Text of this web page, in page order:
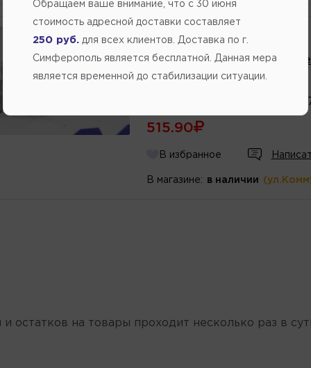
Производитель:
Клапан вакуумного
номер : 42340777
515.90
В избранное
В магазине: в наличии
остатков на товары проходит несколько раз в
Обращаем ваше внимание, что c 30 июня
стоимость адресной доставки составляет
250 руб. для всех клиентов. Доставка по г.
Симферополь является бесплатной. Данная мера
является временной до стабилизации ситуации.